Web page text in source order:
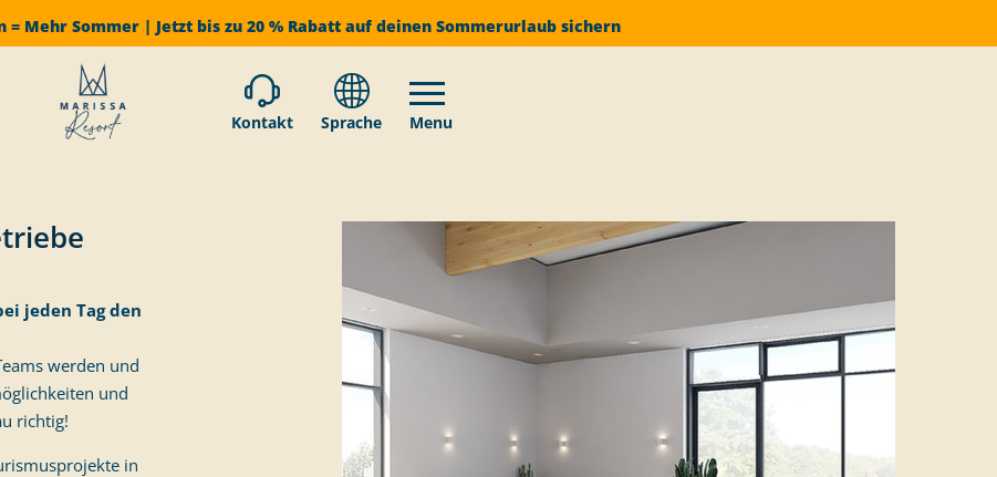
= Mehr Sommer | Jetzt bis zu 20 % Rabatt auf deinen Sommerurlaub sichern
Kontakt Sprache Menu
jeden Tag den
werden und
und
richtig!
in